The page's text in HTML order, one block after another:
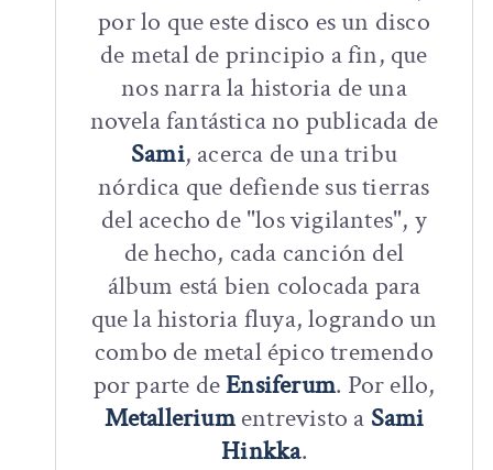
por lo que este disco es un disco
de metal de principio a fin, que
nos narra la historia de una
novela fantástica no publicada de
Sami, acerca de una tribu
nórdica que defiende sus tierras
del acecho de "los vigilantes", y
de hecho, cada canción del
álbum está bien colocada para
que la historia fluya, logrando un
combo de metal épico tremendo
por parte deEnsiferum. Por ello,
Metalleriumentrevisto a Sami
Hinkka.